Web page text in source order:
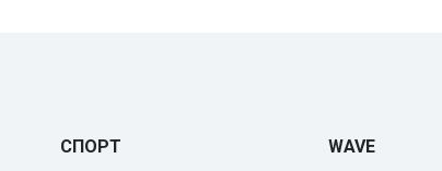
СПОРТ WAVE